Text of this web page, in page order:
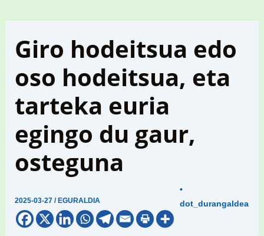
Giro hodeitsua edo
oso hodeitsua, eta
tarteka euria
egingo du gaur,
osteguna
2025-03-27/ EGURALDIA
•
dot_durangaldea